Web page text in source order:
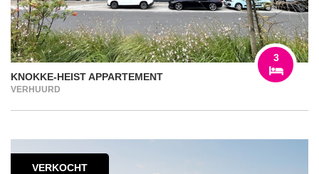
KNOKKE-HEIST APPARTEMENT
VERHUURD
3
VERKOCHT